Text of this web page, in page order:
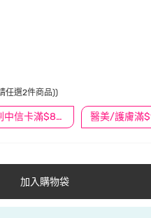
刷中信卡滿$888送3萬點
任選2件商品))
加入購物袋